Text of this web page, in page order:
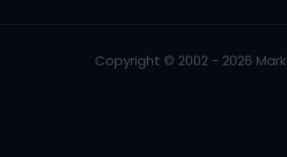
Copyright © 2002 - 2026